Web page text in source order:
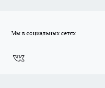
Мы в социальных сетях